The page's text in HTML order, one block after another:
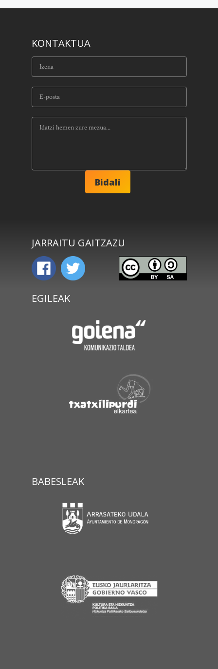
KONTAKTUA
JARRAITU GAITZAZU
EGILEAK
BABESLEAK